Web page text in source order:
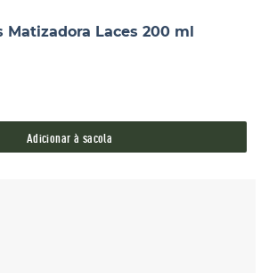
Matizadora Laces 200 ml
Adicionar à sacola